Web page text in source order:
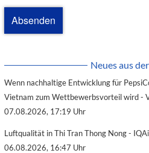
Neues aus
Wenn nachhaltige Entwicklung für
Vietnam zum Wettbewerbsvorteil wird -
07.08.2026, 17:19 Uhr
Luftqualität in Thi Tran Thong Nong -
06.08.2026, 16:47 Uhr